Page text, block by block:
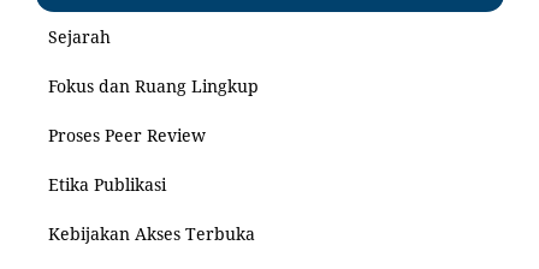
Sejarah
Fokus dan Ruang Lingkup
Proses Peer Review
Etika Publikasi
Kebijakan Akses Terbuka